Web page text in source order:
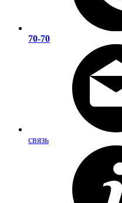
70-70
связь